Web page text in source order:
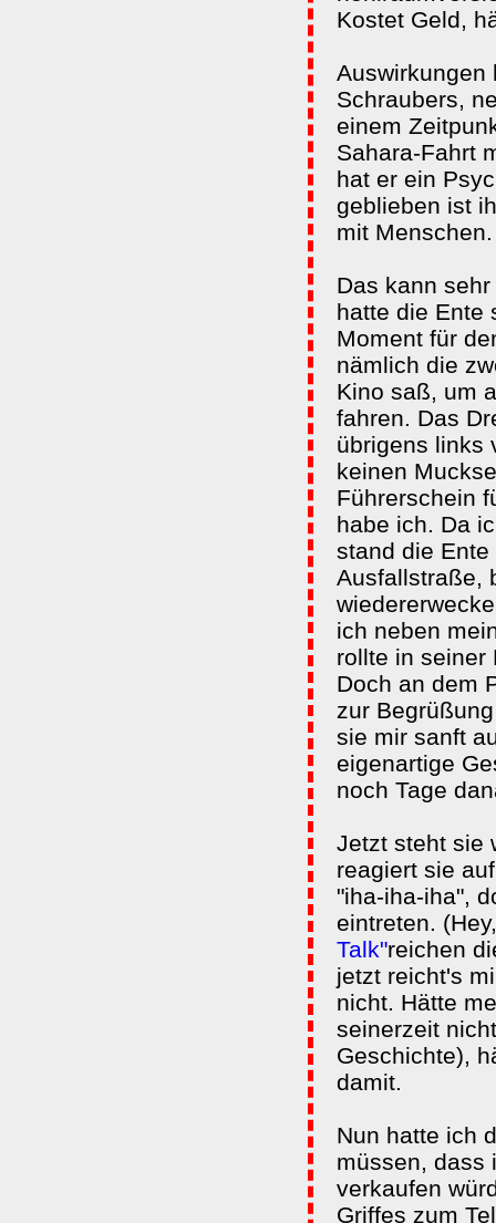
Kostet Geld,
Auswirkungen
Schraubers,
einem
Sahara-Fahrt
hat er ein
geblieben ist
mit Menschen.
Das kann
hatte die Ente
Moment für
nämlich die
Kino saß, um
fahren. Das
übrigens links
keinen
Führerschein
habe ich. Da
stand die
Ausfallstraße,
ich neben
rollte in seiner
Doch an dem
zur
sie mir sanft
eigenartige
noch Tage
Jetzt steht sie
reagiert sie
"iha-iha-iha",
eintreten.
Talk"reichen
jetzt reicht's
nicht. Hätte
seinerzeit
Geschichte),
damit.
Nun hatte ich
müssen, dass
verkaufen
Griffes zum